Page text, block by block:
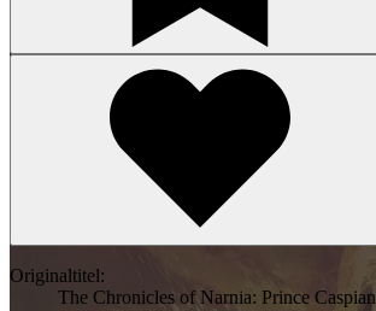
Originaltitel:
The Chronicles of Narnia: Prince Caspian